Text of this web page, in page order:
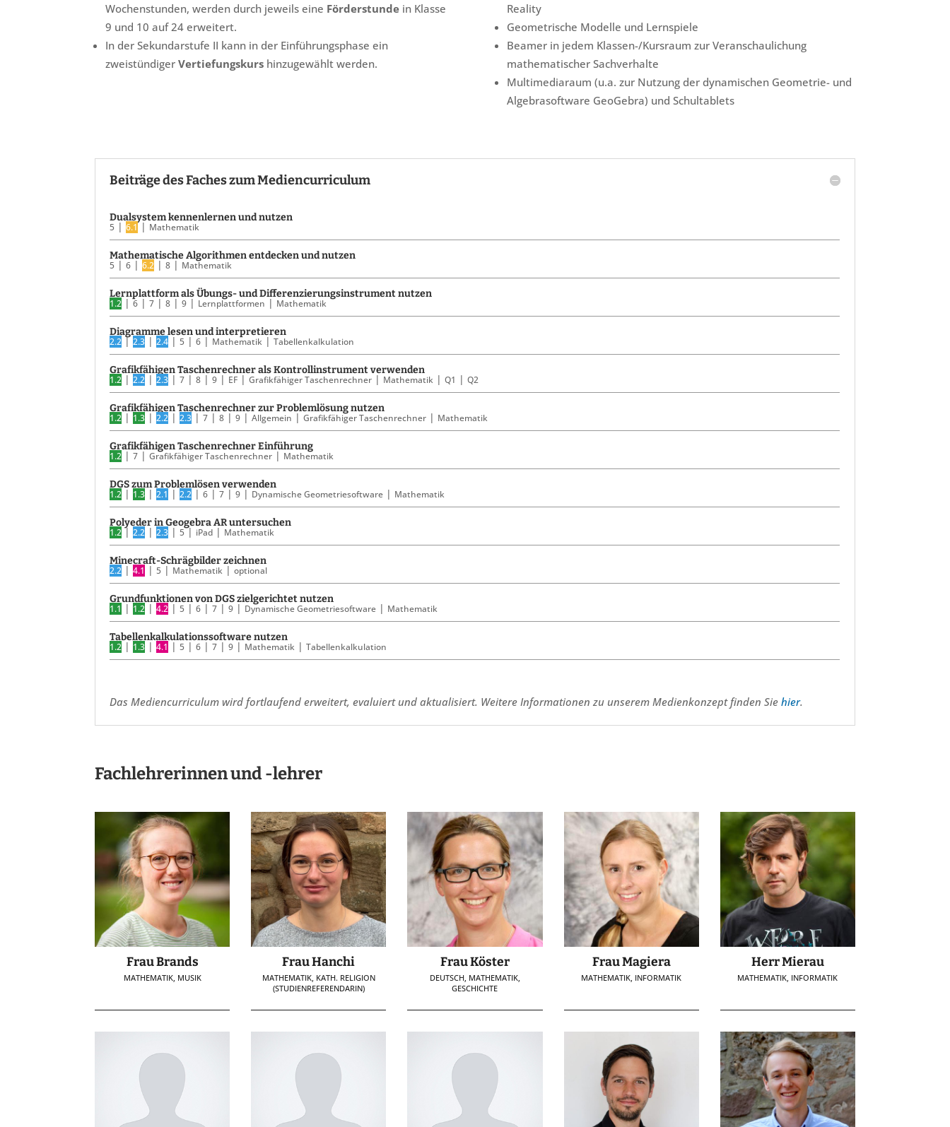
Wochenstunden, werden durch jeweils eine Förderstunde in Klasse
9 und 10 auf 24 erweitert.
In der Sekundarstufe II kann in der Einführungsphase ein
zweistündigerVertiefungskurs hinzugewählt werden.
Reality
Geometrische Modelle und Lernspiele
Beamer in jedem Klassen-/Kursraum zur Veranschaulichung
mathematischer Sachverhalte
Multimediaraum (u.a. zur Nutzung der dynamischen Geometrie- und
Algebrasoftware GeoGebra) und Schultablets
Beiträge des Faches zum Mediencurriculum
Das Mediencurriculum wird fortlaufend erweitert, evaluiert und aktualisiert. Weitere Informationen zu unserem Medienkonzept finden Siehier.
Fachlehrerinnen und -lehrer
Frau Brands
MATHEMATIK, MUSIK
Frau Hanchi
MATHEMATIK, KATH. RELIGION
(STUDIENREFERENDARIN)
Frau Köster
DEUTSCH, MATHEMATIK,
GESCHICHTE
Frau Magiera
MATHEMATIK, INFORMATIK
Herr Mierau
MATHEMATIK, INFORMATIK